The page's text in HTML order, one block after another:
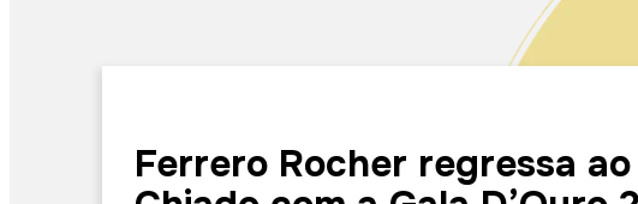
Ferrero Rocher regressa